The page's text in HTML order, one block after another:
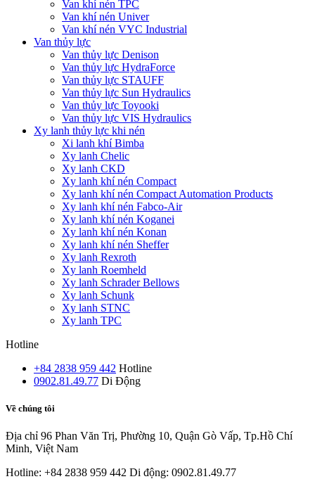
Van khí nén TPC
Van khí nén Univer
Van khí nén VYC Industrial
Van thủy lực
Van thủy lực Denison
Van thủy lực HydraForce
Van thủy lực STAUFF
Van thủy lực Sun Hydraulics
Van thủy lực Toyooki
Van thủy lực VIS Hydraulics
Xy lanh thủy lực khi nén
Xi lanh khí Bimba
Xy lanh Chelic
Xy lanh CKD
Xy lanh khí nén Compact
Xy lanh khí nén Compact Automation Products
Xy lanh khí nén Fabco-Air
Xy lanh khí nén Koganei
Xy lanh khí nén Konan
Xy lanh khí nén Sheffer
Xy lanh Rexroth
Xy lanh Roemheld
Xy lanh Schrader Bellows
Xy lanh Schunk
Xy lanh STNC
Xy lanh TPC
Hotline
+84 2838 959 442 Hotline
0902.81.49.77 Di Động
Về chúng tôi
Địa chỉ 96 Phan Văn Trị, Phường 10, Quận Gò Vấp, Tp.Hồ Chí
Minh, Việt Nam
Hotline: +84 2838 959 442 Di động: 0902.81.49.77